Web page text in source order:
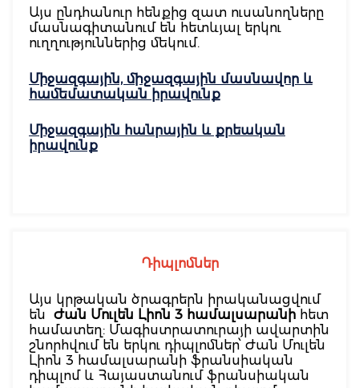
Այս ընդհանուր հենքից զատ ուսանողները
մասնագիտանում են հետևյալ երկու
ուղղություններից մեկում.
Միջազգային, միջազգային մասնավոր և
համեմատական իրավունք
Միջազգային հանրային և քրեական
իրավունք
Դիպլոմներ
Այս կրթական ծրագրերն իրականացվում
են Ժան Մուլեն Լիոն 3 համալսարանի հետ
համատեղ: Մագիստրատուրայի ավարտին
շնորհվում են երկու դիպլոմներ՝ Ժան Մուլեն
Լիոն 3 համալսարանի ֆրանսիական
դիպլոմ և Հայաստանում ֆրանսիական